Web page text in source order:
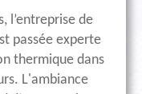
l’entreprise de
passée experte
thermique dans
L'ambiance